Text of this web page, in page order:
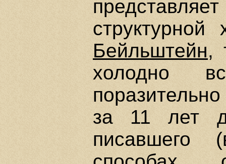
Бейльштейн,
холодно
за 11 лет
писавшего